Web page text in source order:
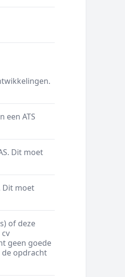
een ATS
Dit moet
Dit moet
of deze
geen goede
opdracht